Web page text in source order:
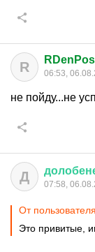
R 06:53,
не пойду...не
Д 07:58,
От пользователя
Это привитые,